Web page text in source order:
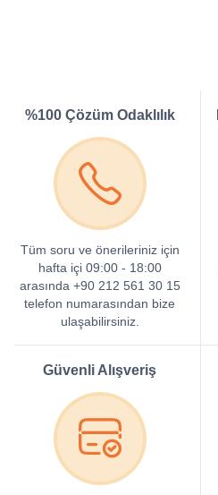
%100 Çözüm Odaklılık
Tüm soru ve önerileriniz için
hafta içi 09:00 - 18:00
arasında +90 212 561 30 15
telefon numarasından bize
ulaşabilirsiniz.
Güvenli Alışveriş